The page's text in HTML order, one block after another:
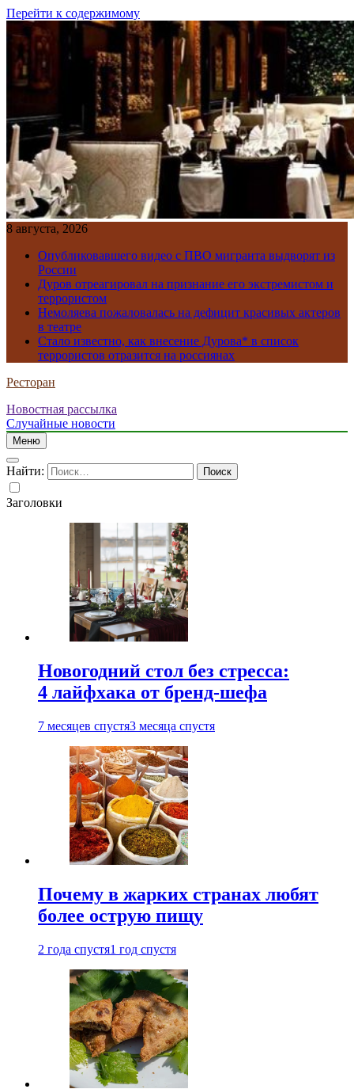
Перейти к содержимому
8 августа, 2026
Опубликовавшего видео с ПВО мигранта выдворят из
России
Дуров отреагировал на признание его экстремистом и
террористом
Немоляева пожаловалась на дефицит красивых актеров
в театре
Стало известно, как внесение Дурова* в список
террористов отразится на россиянах
Ресторан
Новостная рассылка
Случайные новости
Меню
Найти:
Заголовки
Новогодний стол без стресса:
4 лайфхака от бренд-шефа
7 месяцев спустя3 месяца спустя
Почему в жарких странах любят
более острую пищу
2 года спустя1 год спустя